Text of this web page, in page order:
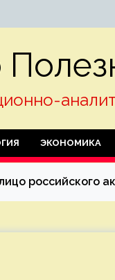
ЭКОНОМИКА
российского